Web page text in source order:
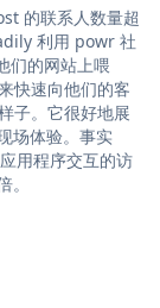
的联系人数量超
利用 powr 社
们的网站上喂
快速向他们的客
子。它很好地展
场体验。事实
用程序交互的访